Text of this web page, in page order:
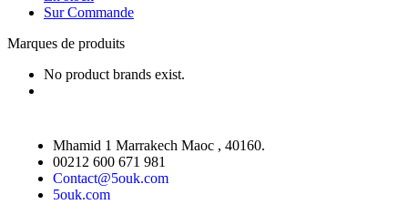
Sur Commande
Marques de produits
No product brands exist.
Mhamid 1 Marrakech Maoc , 40160.
00212 600 671 981
Contact@5ouk.com
5ouk.com